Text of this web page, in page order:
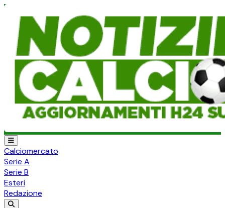
Calciomercato
Serie A
Serie B
Esteri
Redazione